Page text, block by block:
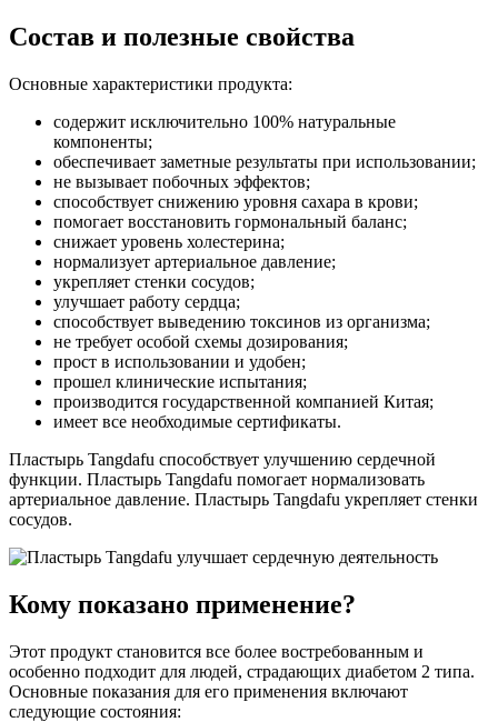
Состав и полезные свойства
Основные характеристики продукта:
содержит исключительно 100% натуральные
компоненты;
обеспечивает заметные результаты при использовании;
не вызывает побочных эффектов;
способствует снижению уровня сахара в крови;
помогает восстановить гормональный баланс;
снижает уровень холестерина;
нормализует артериальное давление;
укрепляет стенки сосудов;
улучшает работу сердца;
способствует выведению токсинов из организма;
не требует особой схемы дозирования;
прост в использовании и удобен;
прошел клинические испытания;
производится государственной компанией Китая;
имеет все необходимые сертификаты.
Пластырь Tangdafu способствует улучшению сердечной
функции. Пластырь Tangdafu помогает нормализовать
артериальное давление. Пластырь Tangdafu укрепляет стенки
сосудов.
Кому показано применение?
Этот продукт становится все более востребованным и
особенно подходит для людей, страдающих диабетом 2 типа.
Основные показания для его применения включают
следующие состояния: